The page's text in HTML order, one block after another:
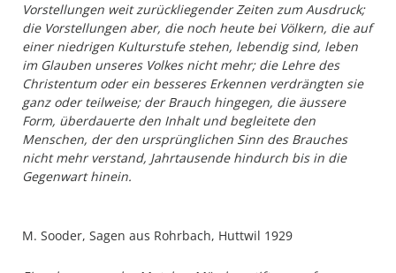
Vorstellungen weit zurückliegender Zeiten zum Ausdruck;
die Vorstellungen aber, die noch heute bei Völkern, die auf
einer niedrigen Kulturstufe stehen, lebendig sind, leben
im Glauben unseres Volkes nicht mehr; die Lehre des
Christentum oder ein besseres Erkennen verdrängten sie
ganz oder teilweise; der Brauch hingegen, die äussere
Form, überdauerte den Inhalt und begleitete den
Menschen, der den ursprünglichen Sinn des Brauches
nicht mehr verstand, Jahrtausende hindurch bis in die
Gegenwart hinein.
M. Sooder, Sagen aus Rohrbach, Huttwil 1929